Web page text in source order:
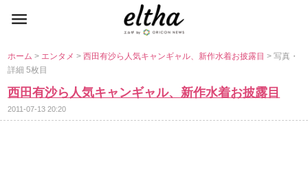
ホーム> エンタメ>西田有沙ら人気キャンギャル、新作水着お披露目> 写真・
詳細 5枚目
西田有沙ら人気キャンギャル、新作水着お披露目
2011-07-13 20:20